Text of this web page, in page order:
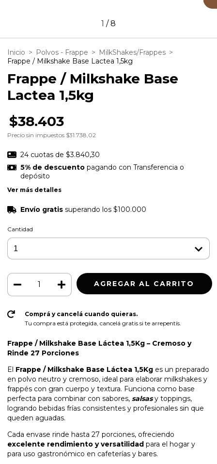
1 /8
Inicio > Polvos - Frappe > MilkShakes/Frappes >
Frappe / Milkshake Base Lactea 1,5kg
Frappe / Milkshake Base
Lactea 1,5kg
$38.403
Precio sin impuestos $31.738,02
24 cuotas de $3.840,30
5% de descuentopagando con Transferencia o
depósito
Ver más detalles
Envío gratis superando los $100.000
Cantidad
Comprá y cancelá cuando quieras.
Tu compra está protegida, cancelá gratis si te arrepentís.
Frappe / Milkshake Base Láctea 1,5Kg – Cremoso y
Rinde 27 Porciones
El Frappe / Milkshake Base Láctea 1,5Kg es un preparado
en polvo neutro y cremoso, ideal para elaborar milkshakes y
frappés con gran cuerpo y textura. Funciona como base
perfecta para combinar con sabores, salsasy toppings,
logrando bebidas frías consistentes y profesionales sin que
queden aguadas.
Cada envase rinde hasta 27 porciones, ofreciendo
excelente rendimiento y versatilidad para el hogar y
para uso gastronómico en cafeterías y bares.